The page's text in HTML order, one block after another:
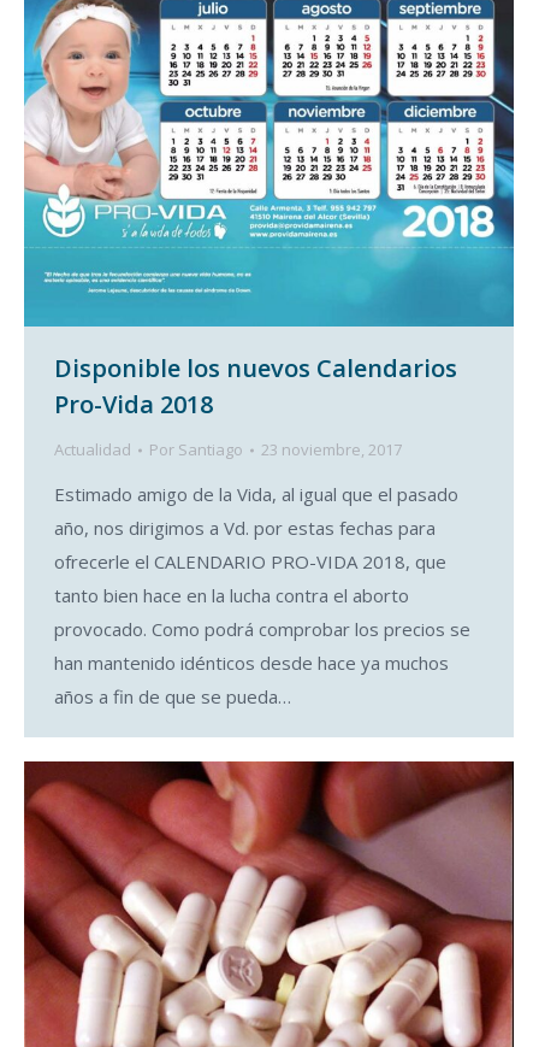
Disponible los nuevos Calendarios
Pro-Vida 2018
Actualidad Por Santiago 23 noviembre, 2017
Estimado amigo de la Vida, al igual que el pasado
año, nos dirigimos a Vd. por estas fechas para
ofrecerle el CALENDARIO PRO-VIDA 2018, que
tanto bien hace en la lucha contra el aborto
provocado. Como podrá comprobar los precios se
han mantenido idénticos desde hace ya muchos
años a fin de que se pueda…